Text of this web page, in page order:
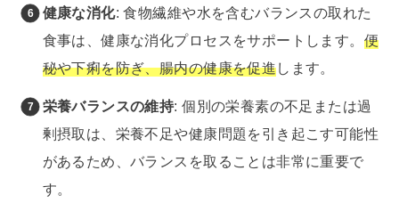
健康な消化: 食物繊維や水を含むバランスの取れた
食事は、健康な消化プロセスをサポートします。 便
秘や下痢を防ぎ、腸内の健康を促進します。
栄養バランスの維持: 個別の栄養素の不足または過
剰摂取は、栄養不足や健康問題を引き起こす可能性
があるため、バランスを取ることは非常に重要で
す。